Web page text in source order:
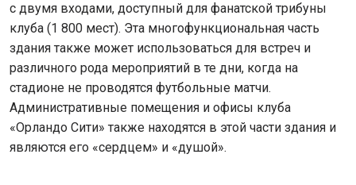
с двумя входами, доступный для фанатской трибуны
клуба (1 800 мест). Эта многофункциональная часть
здания также может использоваться для встреч и
различного рода мероприятий в те дни, когда на
стадионе не проводятся футбольные матчи.
Административные помещения и офисы клуба
«Орландо Сити» также находятся в этой части здания и
являются его «сердцем» и «душой».